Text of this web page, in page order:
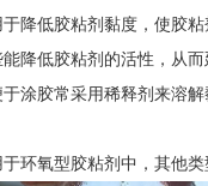
降低胶粘剂黏度，使胶
降低胶粘剂的活性，从
涂胶常采用稀释剂来溶
环氧型胶粘剂中，其他类